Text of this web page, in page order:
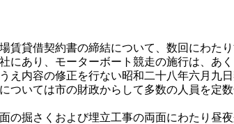
貸借契約書の締結について、数回にわた
にあり、モーターボート競走の施行は、あ
え内容の修正を行ない昭和二十八年六月九日
いては市の財政からして多数の人員を定
掘さくおよび埋立工事の両面にわたり昼